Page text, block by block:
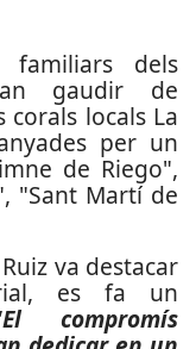
familiars dels
gaudir de
corals locals La
per un
de Riego",
"Sant Martí de
va destacar
es fa un
compromís